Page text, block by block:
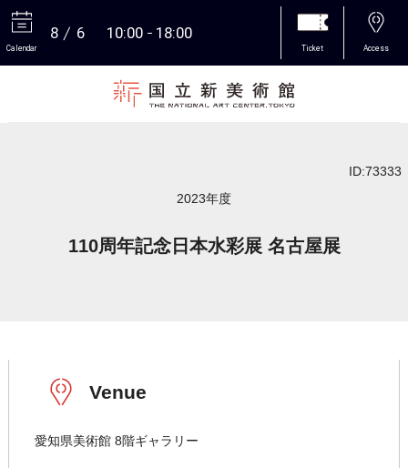
Calendar
8 6 10:00 18:00
Ticket Access
ID:73333
2023年度
110周年記念日本水彩展 名古屋展
Venue
愛知県美術館 8階ギャラリー